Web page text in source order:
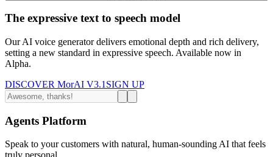
The expressive text to speech model
Our AI voice generator delivers emotional depth and rich delivery,
setting a new standard in expressive speech. Available now in
Alpha.
DISCOVER MorAI V3.1 SIGN UP
Agents Platform
Speak to your customers with natural, human-sounding AI that feels